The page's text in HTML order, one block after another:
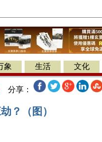
象 生活 文化
分享：
？（图）